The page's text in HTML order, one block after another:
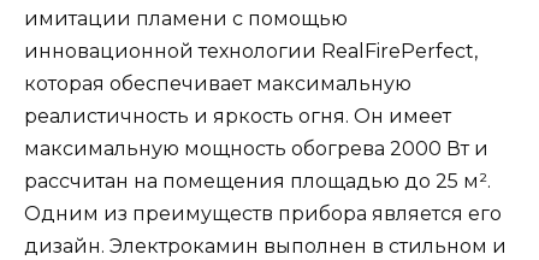
имитации пламени с помощью
инновационной технологии RealFirePerfect,
которая обеспечивает максимальную
реалистичность и яркость огня. Он имеет
максимальную мощность обогрева 2000 Вт и
рассчитан на помещения площадью до 25 м².
Одним из преимуществ прибора является его
дизайн. Электрокамин выполнен в стильном и